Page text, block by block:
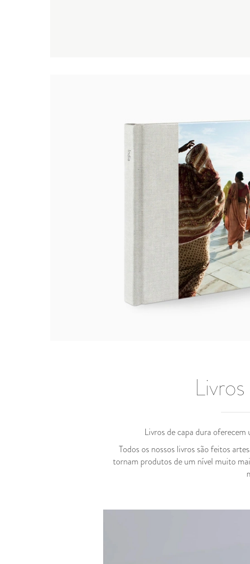
Livros de capa dura
Todos os nossos livros são feitos
tornam produtos de um nível muito